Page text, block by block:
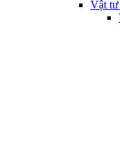
Vật